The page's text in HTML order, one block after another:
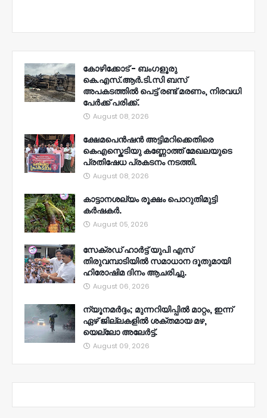
കോഴിക്കോട് - ബംഗളൂരു
കെ.എസ്.ആർ.ടി.സി ബസ്
അപകടത്തിൽ പെട്ട് രണ്ട് മരണം, നിരവധി
പേർക്ക് പരിക്ക്.
August 08, 2026
ക്ഷേമപെൻഷൻ അട്ടിമറിക്കെതിരെ
കെഎസ്കെടിയു കണ്ണോത്ത് മേഖലയുടെ
പ്രതിഷേധ പ്രകടനം നടത്തി.
August 08, 2026
കാട്ടാനശല്യം രൂക്ഷം പൊറുതിമുട്ടി
കർഷകർ.
August 05, 2026
സേക്രഡ് ഹാർട്ട് യുപി എസ്
തിരുവമ്പാടിയിൽ സമാധാന ദൂതുമായി
ഹിരോഷിമ ദിനം ആചരിച്ചു.
August 06, 2026
ന്യൂനമര്‍ദ്ദം; മുന്നറിയിപ്പില്‍ മാറ്റം, ഇന്ന്
ഏഴ് ജില്ലകളില്‍ ശക്തമായ മഴ,
യെല്ലോ അലേര്‍ട്ട്.
August 09, 2026